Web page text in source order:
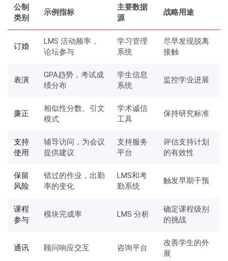
公制
类别
示例指标
主要数据
源
战略用途
订婚
LMS 活动频率，
论坛参与
学习管理
系统
尽早发现脱离
接触
表演
GPA趋势，考试成
绩分布
学生信息
系统
监控学业进展
廉正
相似性分数、引文
模式
学术诚信
工具
保持研究标准
支持
使用
辅导访问，为会议
提供建议
支持服务
平台
评估支持计划
的有效性
保留
风险
错过的作业，出勤
率的变化
LMS和考
勤系统
触发早期干预
课程
参与
模块完成率 LMS 分析
确定课程级别
的挑战
通讯 顾问响应交互 咨询平台
改善学生的外
展